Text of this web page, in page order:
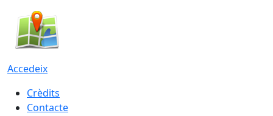
Accedeix
Crèdits
Contacte